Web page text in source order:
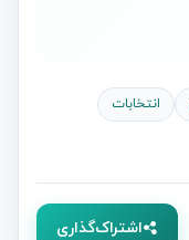
انتخابات
اشتراک‌گذاری